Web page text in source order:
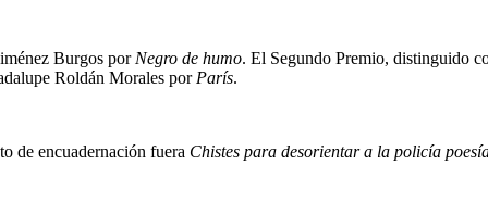
Burgos porNegro de humo. El Segundo Premio, distinguido
Roldán Morales porParís.
de encuadernación fuera Chistes para desorientar a la policía